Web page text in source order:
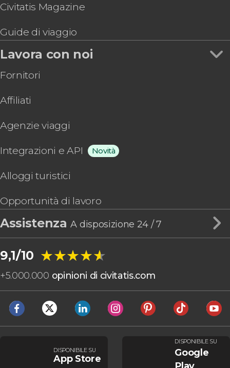
Civitatis Magazine
Guide di viaggio
Lavora con noi
Fornitori
Affiliati
Agenzie viaggi
Integrazioni e API Novità
Alloggi turistici
Opportunità di lavoro
AssistenzaA disposizione 24 / 7
9,1/10 ★★★★★
★★★★★
+5.000.000 opinioni di civitatis.com
DISPONIBILE SU
App Store
DISPONIBILE SU
Google